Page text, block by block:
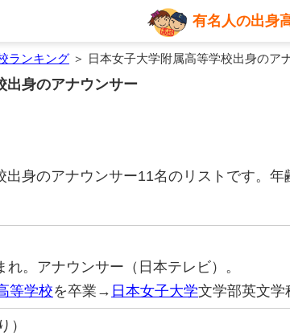
有名人の出身
ランキング ＞ 日本女子大学附属高等学校出身のア
出身のアナウンサー
出身のアナウンサー11名のリストです。
れ。アナウンサー（日本テレビ）。
等学校を卒業→ 日本女子大学文学部英文学
）